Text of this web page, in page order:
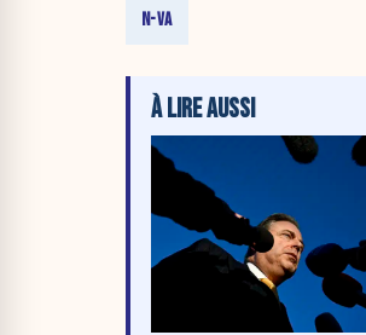
N-VA
À LIRE AUSSI